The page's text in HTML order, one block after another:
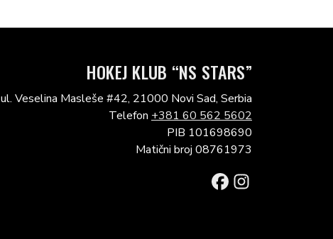
HOKEJ KLUB “NS STARS”
ul. Veselina Masleše #42, 21000 Novi Sad, Serbia
Telefon +381 60 562 5602
PIB 101698690
Matični broj 08761973